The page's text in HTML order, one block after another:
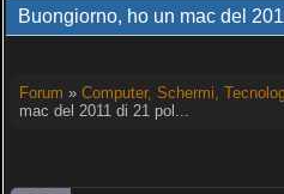
Buongiorno, ho un mac del
Forum » Computer, Schermi,
mac del 2011 di 21 pol...